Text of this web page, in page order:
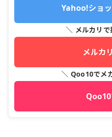
Yahoo!ショ
＼ メルカリ
メルカ
＼ Qoo10でメ